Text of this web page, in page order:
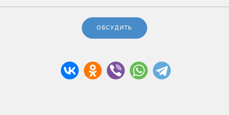
ОБСУДИТЬ